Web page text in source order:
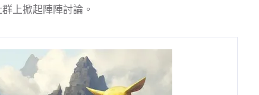
上掀起陣陣討論。